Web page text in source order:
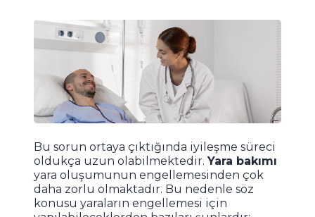
Bu sorun ortaya çıktığında iyileşme süreci
oldukça uzun olabilmektedir. Yara bakımı
yara oluşumunun engellemesinden çok
daha zorlu olmaktadır. Bu nedenle söz
konusu yaraların engellemesi için